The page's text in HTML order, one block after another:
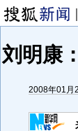
刘明康
2008年01月